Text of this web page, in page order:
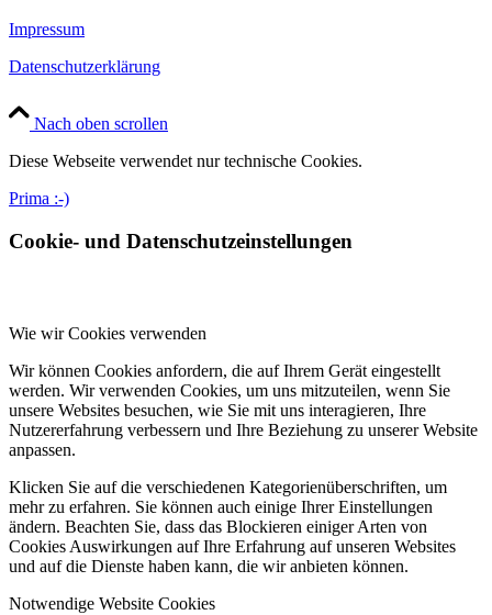
Impressum
Datenschutzerklärung
Nach oben scrollen
Diese Webseite verwendet nur technische Cookies.
Prima :-)
Cookie- und Datenschutzeinstellungen
Wie wir Cookies verwenden
Wir können Cookies anfordern, die auf Ihrem Gerät eingestellt
werden. Wir verwenden Cookies, um uns mitzuteilen, wenn Sie
unsere Websites besuchen, wie Sie mit uns interagieren, Ihre
Nutzererfahrung verbessern und Ihre Beziehung zu unserer Website
anpassen.
Klicken Sie auf die verschiedenen Kategorienüberschriften, um
mehr zu erfahren. Sie können auch einige Ihrer Einstellungen
ändern. Beachten Sie, dass das Blockieren einiger Arten von
Cookies Auswirkungen auf Ihre Erfahrung auf unseren Websites
und auf die Dienste haben kann, die wir anbieten können.
Notwendige Website Cookies